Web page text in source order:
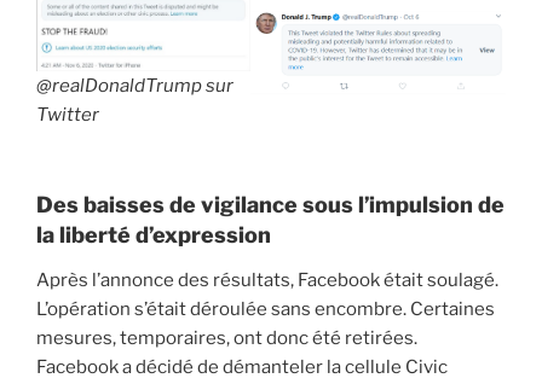
@realDonaldTrump sur
Twitter
Des baisses de vigilance sous l’impulsion de
la liberté d’expression
Après l’annonce des résultats, Facebook était soulagé.
L’opération s’était déroulée sans encombre. Certaines
mesures, temporaires, ont donc été retirées.
Facebook a décidé de démanteler la cellule Civic